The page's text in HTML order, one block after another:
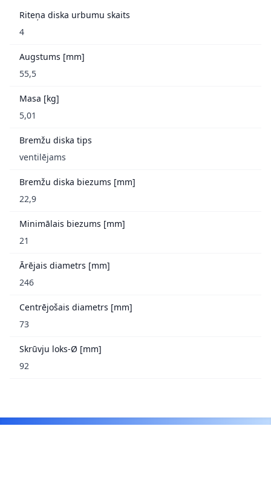
Riteņa diska urbumu skaits
4
Augstums [mm]
55,5
Masa [kg]
5,01
Bremžu diska tips
ventilējams
Bremžu diska biezums [mm]
22,9
Minimālais biezums [mm]
21
Ārējais diametrs [mm]
246
Centrējošais diametrs [mm]
73
Skrūvju loks-Ø [mm]
92